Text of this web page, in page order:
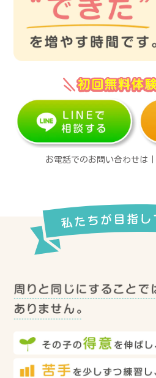
お電話でのお問い合わせは｜